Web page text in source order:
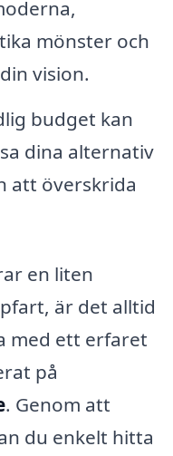
mönster och
vision.
budget kan
dina alternativ
att överskrida
en liten
är det alltid
med ett erfaret
på
. Genom att
du enkelt hitta